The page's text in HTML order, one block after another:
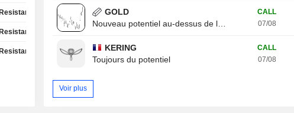
Test
Test
Test
GOLD
Nouveau potentiel au-dessus de la résistance
CALL
07/08
KERING
Toujours du potentiel
CALL
07/08
Voir plus